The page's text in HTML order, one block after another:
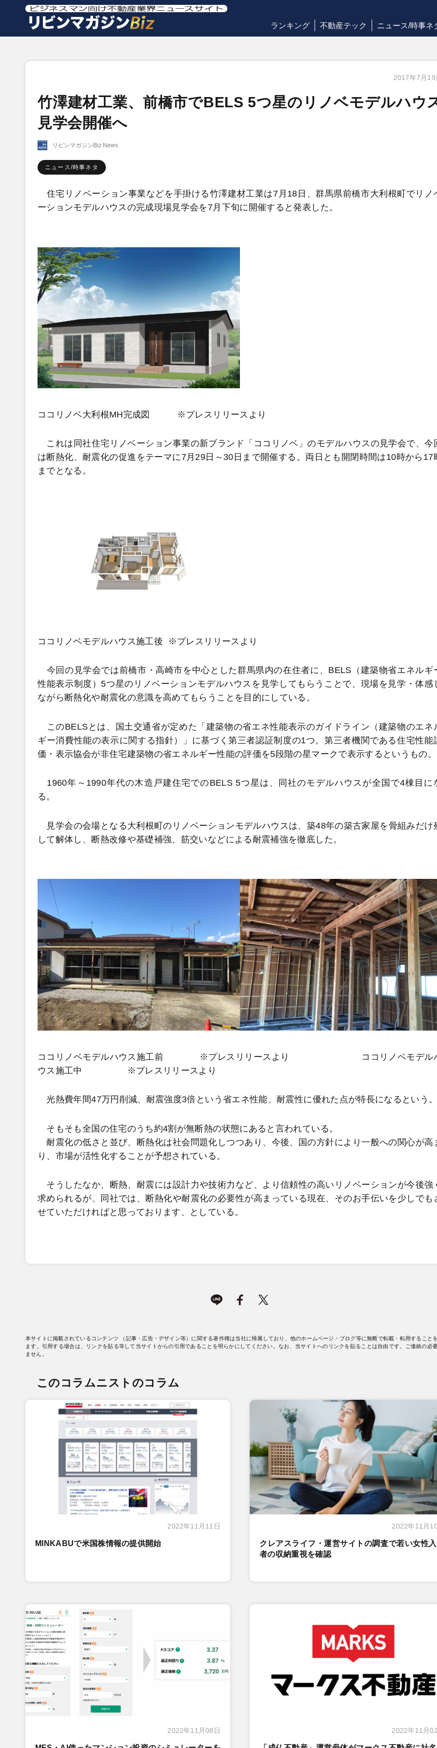
ランキング 不動産テック ニュース/時事ネ
2017年7月19
竹澤建材工業、前橋市でBELS 5つ星のリノベモデルハウ
見学会開催へ
リビンマガジンBiz News
ニュース/時事ネタ
住宅リノベーション事業などを手掛ける竹澤建材工業は7月18日、群馬県前橋市大利根町でリノ
ーションモデルハウスの完成現場見学会を7月下旬に開催すると発表した。
ココリノベ大利根MH完成図 ※プレスリリースより
これは同社住宅リノベーション事業の新ブランド「ココリノベ」のモデルハウスの見学会で、今
は断熱化、耐震化の促進をテーマに7月29日～30日まで開催する。両日とも開閉時間は10時から17
までとなる。
ココリノベモデルハウス施工後 ※プレスリリースより
今回の見学会では前橋市・高崎市を中心とした群馬県内の在住者に、BELS（建築物省エネルギ
性能表示制度）5つ星のリノベーションモデルハウスを見学してもらうことで、現場を見学・体感
ながら断熱化や耐震化の意識を高めてもらうことを目的にしている。
このBELSとは、国土交通省が定めた「建築物の省エネ性能表示のガイドライン（建築物のエネ
ギー消費性能の表示に関する指針）」に基づく第三者認証制度の1つ。第三者機関である住宅性能
価・表示協会が非住宅建築物の省エネルギー性能の評価を5段階の星マークで表示するというもの。
1960年～1990年代の木造戸建住宅でのBELS 5つ星は、同社のモデルハウスが全国で4棟目に
る。
見学会の会場となる大利根町のリノベーションモデルハウスは、築48年の築古家屋を骨組みだけ
して解体し、断熱改修や基礎補強、筋交いなどによる耐震補強を徹底した。
ココリノベモデルハウス施工前 ※プレスリリースより
ココリノベモデル
ウス施工中 ※プレスリリースより
光熱費年間47万円削減、耐震強度3倍という省エネ性能、耐震性に優れた点が特長になるという
そもそも全国の住宅のうち約4割が無断熱の状態にあると言われている。
耐震化の低さと並び、断熱化は社会問題化しつつあり、今後、国の方針により一般への関心が高
り、市場が活性化することが予想されている。
そうしたなか、断熱、耐震には設計力や技術力など、より信頼性の高いリノベーションが今後強
求められるが、同社では、断熱化や耐震化の必要性が高まっている現在、そのお手伝いを少しでも
せていただければと思っております、としている。
本サイトに掲載されているコンテンツ （記事・広告・デザイン等）に関する著作権は当社に帰属しており、他のホームページ・ブログ等に無断で転載・転用すること
ます。引用する場合は、リンクを貼る等して当サイトからの引用であることを明らかにしてください。なお、当サイトへのリンクを貼ることは自由です。ご連絡の必
ません。
このコラムニストのコラム
2022年11月11日
MINKABUで米国株情報の提供開始
2022年11月
クレアスライフ・運営サイトの調査で若い女性
者の収納重視を確認
2022年11月08日 2022年11月